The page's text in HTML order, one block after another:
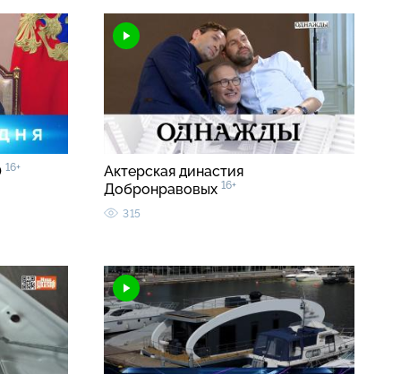
16+
Актерская династия
Добронравовых 16+
315